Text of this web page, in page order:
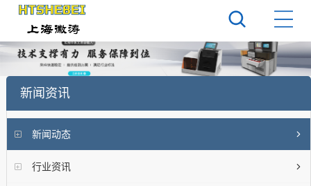
新闻资讯
新闻动态
行业资讯